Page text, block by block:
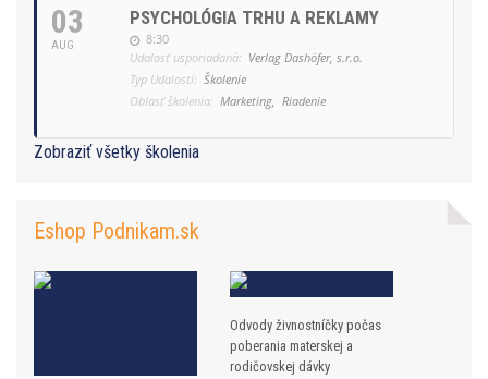
03
AUG
PSYCHOLÓGIA TRHU A REKLAMY
8:30
Udalosť usporiadaná: Verlag Dashöfer, s.r.o.
Typ Udalosti: Školenie
Oblasť školenia: Marketing, Riadenie
Zobraziť všetky školenia
Eshop Podnikam.sk
Odvody živnostníčky počas
poberania materskej a
rodičovskej dávky